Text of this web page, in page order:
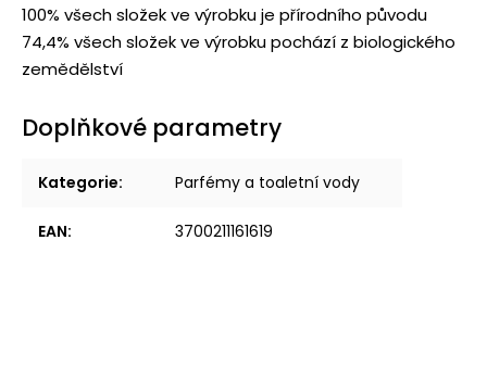
100% všech složek ve výrobku je přírodního původu
74,4% všech složek ve výrobku pochází z biologického
zemědělství
Doplňkové parametry
Kategorie: Parfémy a toaletní vody
EAN: 3700211161619